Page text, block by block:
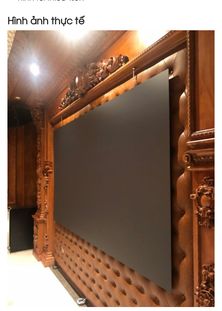
Hình ảnh thực tế